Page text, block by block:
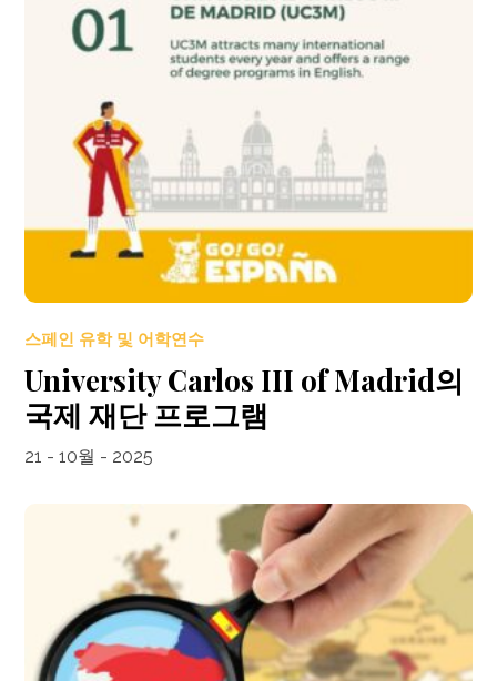
스페인 유학 및 어학연수
University Carlos III of Madrid의
국제 재단 프로그램
21 - 10월 - 2025